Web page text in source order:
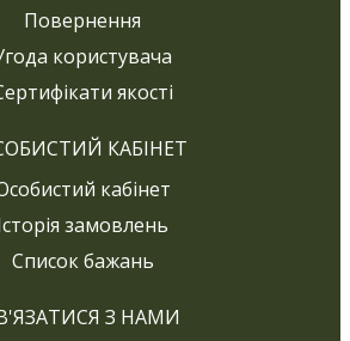
Повернення
користувача
якості
КАБІНЕТ
кабінет
замовлень
Список бажань
З НАМИ